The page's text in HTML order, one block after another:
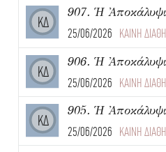
ΚΔ
907. Ἡ
25/06/2026 ΚΑΙΝΗ
ΚΔ
906. Ἡ
25/06/2026 ΚΑΙΝΗ
ΚΔ
905. Ἡ
25/06/2026 ΚΑΙΝΗ